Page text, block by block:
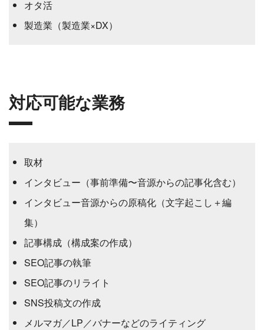
オタ活
製造業（製造業×DX）
対応可能な業務
取材
インタビュー（事前準備〜音源からの記事化含む）
インタビュー音源からの原稿化（文字起こし＋編
集）
記事構成（構成案の作成）
SEO記事の執筆
SEO記事のリライト
SNS投稿文の作成
メルマガ／LP／バナーなどのライティング